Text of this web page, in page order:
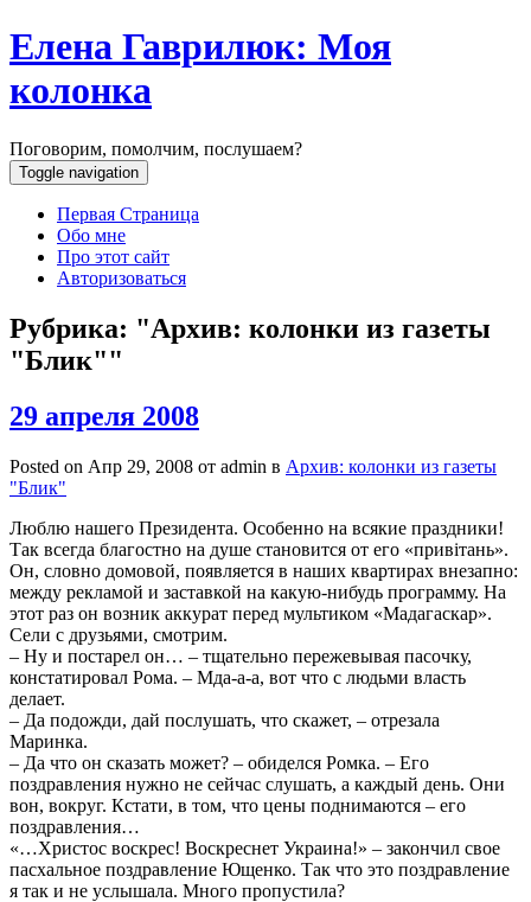
Елена Гаврилюк: Моя
колонка
Поговорим, помолчим, послушаем?
Toggle navigation
Первая Страница
Обо мне
Про этот сайт
Авторизоваться
Рубрика: "Архив: колонки из газеты
"Блик""
29 апреля 2008
Posted on Апр 29, 2008 от admin в Архив: колонки из газеты
"Блик"
Люблю нашего Президента. Особенно на всякие праздники!
Так всегда благостно на душе становится от его «привiтань».
Он, словно домовой, появляется в наших квартирах внезапно:
между рекламой и заставкой на какую-нибудь программу. На
этот раз он возник аккурат перед мультиком «Мадагаскар».
Сели c друзьями, смотрим.
– Ну и постарел он… – тщательно пережевывая пасочку,
констатировал Рома. – Мда-а-а, вот что с людьми власть
делает.
– Да подожди, дай послушать, что скажет, – отрезала
Маринка.
– Да что он сказать может? – обиделся Ромка. – Его
поздравления нужно не сейчас слушать, а каждый день. Они
вон, вокруг. Кстати, в том, что цены поднимаются – его
поздравления…
«…Христос воскрес! Воскреснет Украина!» – закончил свое
пасхальное поздравление Ющенко. Так что это поздравление
я так и не услышала. Много пропустила?